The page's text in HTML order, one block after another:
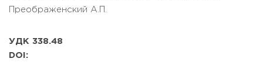
Преображенский А.П.
УДК 338.48
DOI: